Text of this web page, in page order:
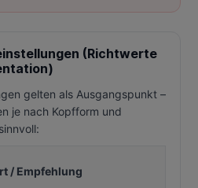
(Richtwerte
gelten als Ausgangspunkt –
je nach Kopfform und
/ Empfehlung